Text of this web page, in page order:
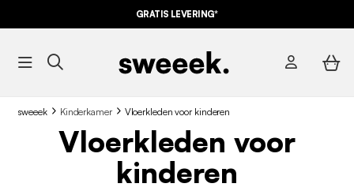
GRATIS LEVERING*
sweeek Kinderkamer Vloerkleden voor kinderen
Vloerkleden voor
kinderen